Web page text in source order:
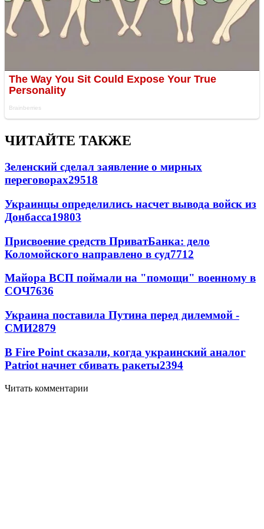
ЧИТАЙТЕ ТАКЖЕ
Зеленский сделал заявление о мирных
переговорах29518
Украинцы определились насчет вывода войск из
Донбасса19803
Присвоение средств ПриватБанка: дело
Коломойского направлено в суд7712
Майора ВСП поймали на "помощи" военному в
СОЧ7636
Украина поставила Путина перед дилеммой -
СМИ2879
В Fire Point сказали, когда украинский аналог
Patriot начнет сбивать ракеты2394
Читать комментарии